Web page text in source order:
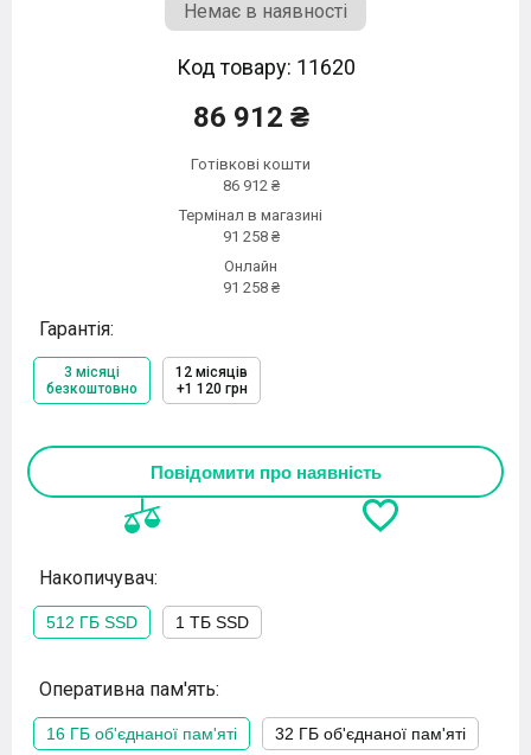
Немає в наявності
Код товару: 11620
86 912 ₴
Готівкові кошти
86 912 ₴
Термінал в магазині
91 258 ₴
Онлайн
91 258 ₴
Гарантія:
3 місяці
безкоштовно
12 місяців
+1 120 грн
Повідомити про наявність
Накопичувач:
512 ГБ SSD 1 ТБ SSD
Оперативна пам'ять:
16 ГБ об'єднаної пам'яті 32 ГБ об'єднаної пам'яті